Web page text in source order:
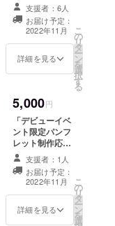
のお礼コメント
＆サインが入っ
たA4メッセージ
カード（全支援
者共通） A4サイ
ズ、片面カ
ル（カラオケ含
む全6曲予定）1
枚 ・希望のメン
バーのチェキ
（サイン付き、
備考欄に希望メ
ンバーの名前を
記載してくださ
い）1枚
支援者：6人
お届け予定：
2022年11月
詳細を見る
こ
の
リ
タ
ー
ン
を
選
択
す
る
5,000円
「デビューイベ
ント限定パンフ
レット制作応援
コースA」 ・11
月12日のデ
ビューイベント
の模様を収めた
パンフレット
（全支援者共
通） A4サイズ、
支援者：1人
お届け予定：
2022年11月
詳細を見る
こ
の
リ
タ
ー
ン
を
選